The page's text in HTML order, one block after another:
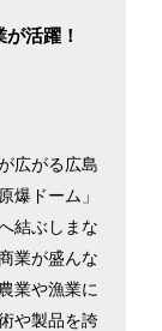
活躍！
広がる広島
爆ドーム」
結ぶしまな
業が盛んな
業や漁業に
や製品を誇